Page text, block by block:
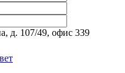
д. 107/49, офис 339